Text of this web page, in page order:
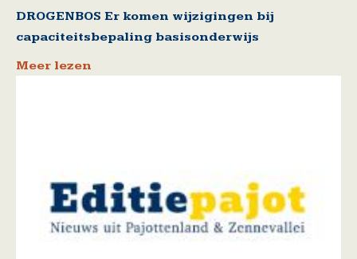
DROGENBOS Er komen wijzigingen bij
capaciteitsbepaling basisonderwijs
Meer lezen